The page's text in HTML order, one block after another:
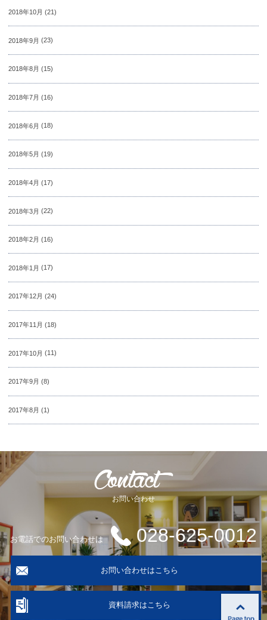
2018年10月 (21)
2018年9月 (23)
2018年8月 (15)
2018年7月 (16)
2018年6月 (18)
2018年5月 (19)
2018年4月 (17)
2018年3月 (22)
2018年2月 (16)
2018年1月 (17)
2017年12月 (24)
2017年11月 (18)
2017年10月 (11)
2017年9月 (8)
2017年8月 (1)
お問い合わせ
お電話でのお問い合わせは 028-625-0012
お問い合わせはこちら
資料請求はこちら